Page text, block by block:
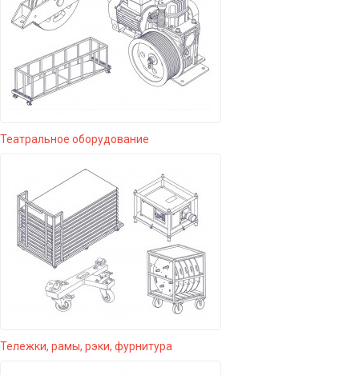
Театральное оборудование
Тележки, рамы, рэки, фурнитура